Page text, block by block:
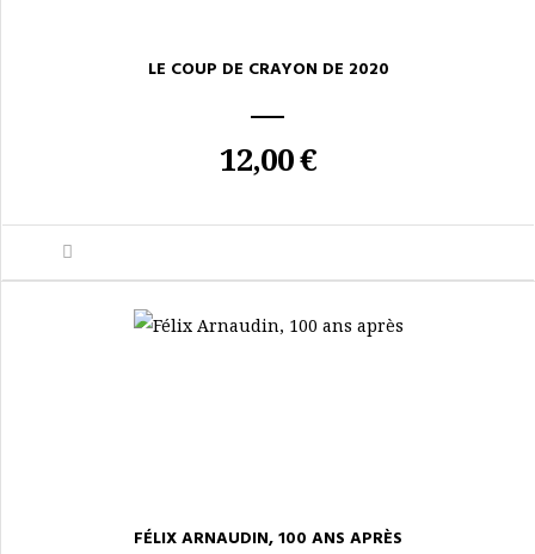
LE COUP DE CRAYON DE 2020
12,00 €
FÉLIX ARNAUDIN, 100 ANS APRÈS